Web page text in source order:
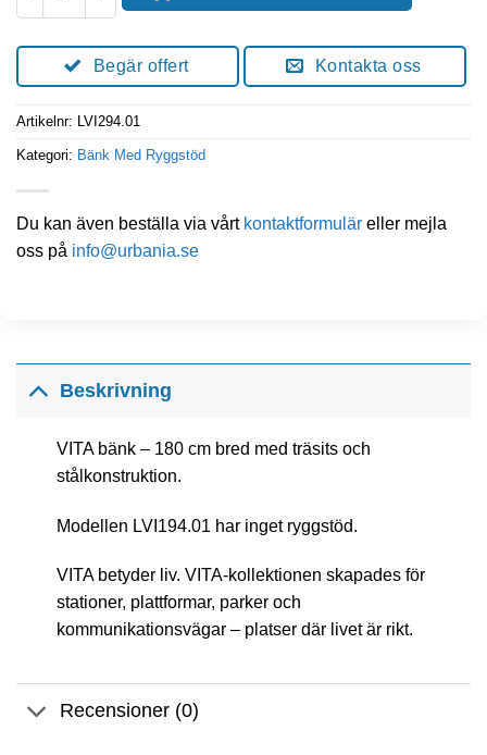
Begär offert Kontakta oss
Artikelnr: LVI294.01
Kategori: Bänk Med Ryggstöd
Du kan även beställa via vårt kontaktformulär eller mejla
oss på info@urbania.se
Beskrivning
VITA bänk – 180 cm bred med träsits och
stålkonstruktion.
Modellen LVI194.01 har inget ryggstöd.
VITA betyder liv. VITA-kollektionen skapades för
stationer, plattformar, parker och
kommunikationsvägar – platser där livet är rikt.
Recensioner (0)